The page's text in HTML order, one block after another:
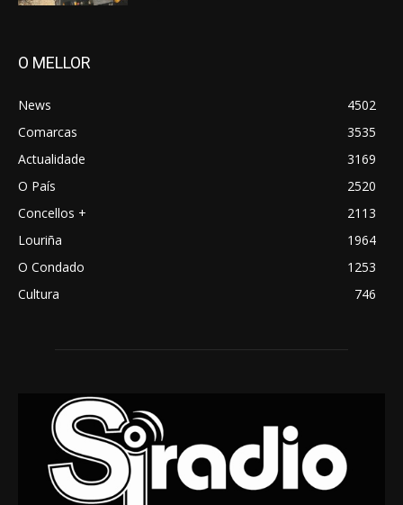
O MELLOR
News
4502
Comarcas
3535
Actualidade
3169
O País
2520
Concellos +
2113
Louriña
1964
O Condado
1253
Cultura
746